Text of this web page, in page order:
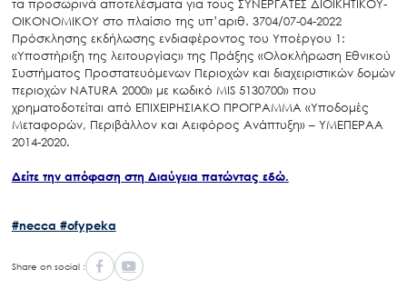
τα προσωρινά αποτελέσματα για τους ΣΥΝΕΡΓΑΤΕΣ ΔΙΟΙΚΗΤΙΚΟΥ-
ΟΙΚΟΝΟΜΙΚΟΥ στο πλαίσιο της υπ’αριθ. 3704/07-04-2022
Πρόσκλησης εκδήλωσης ενδιαφέροντος του Υποέργου 1:
«Υποστήριξη της λειτουργίας» της Πράξης «Ολοκλήρωση Εθνικού
Συστήματος Προστατευόμενων Περιοχών και διαχειριστικών δομών
περιοχών NATURA 2000» με κωδικό MIS 5130700» που
χρηματοδοτείται από ΕΠΙΧΕΙΡΗΣΙΑΚΟ ΠΡΟΓΡΑΜΜΑ «Υποδομές
Μεταφορών, Περιβάλλον και Αειφόρος Ανάπτυξη» – ΥΜΕΠΕΡΑΑ
2014-2020.
Δείτε την απόφαση στη Διαύγεια πατώντας εδώ.
#necca #ofypeka
Share on social :